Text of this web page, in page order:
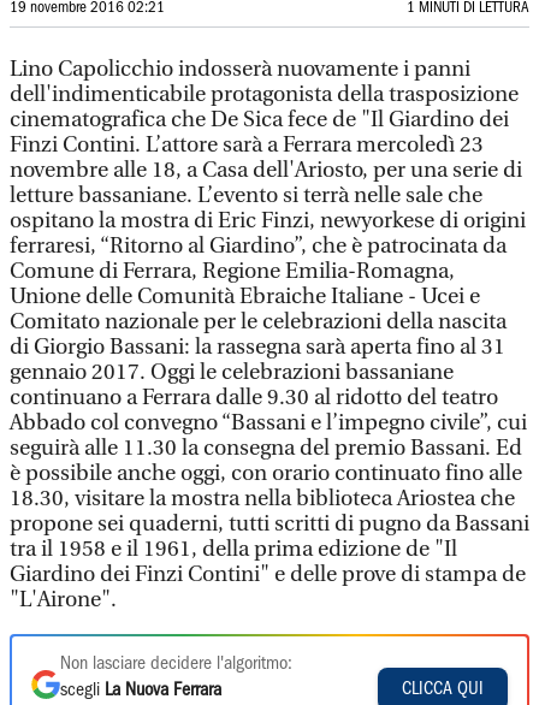
19 novembre 2016 02:21 1 MINUTI DI LETTURA
Lino Capolicchio indosserà nuovamente i panni
dell'indimenticabile protagonista della trasposizione
cinematografica che De Sica fece de "Il Giardino dei
Finzi Contini. L’attore sarà a Ferrara mercoledì 23
novembre alle 18, a Casa dell'Ariosto, per una serie di
letture bassaniane. L’evento si terrà nelle sale che
ospitano la mostra di Eric Finzi, newyorkese di origini
ferraresi, “Ritorno al Giardino”, che è patrocinata da
Comune di Ferrara, Regione Emilia-Romagna,
Unione delle Comunità Ebraiche Italiane - Ucei e
Comitato nazionale per le celebrazioni della nascita
di Giorgio Bassani: la rassegna sarà aperta fino al 31
gennaio 2017. Oggi le celebrazioni bassaniane
continuano a Ferrara dalle 9.30 al ridotto del teatro
Abbado col convegno “Bassani e l’impegno civile”, cui
seguirà alle 11.30 la consegna del premio Bassani. Ed
è possibile anche oggi, con orario continuato fino alle
18.30, visitare la mostra nella biblioteca Ariostea che
propone sei quaderni, tutti scritti di pugno da Bassani
tra il 1958 e il 1961, della prima edizione de "Il
Giardino dei Finzi Contini" e delle prove di stampa de
"L'Airone".
Non lasciare decidere l'algoritmo:
scegli La Nuova Ferrara
CLICCA QUI